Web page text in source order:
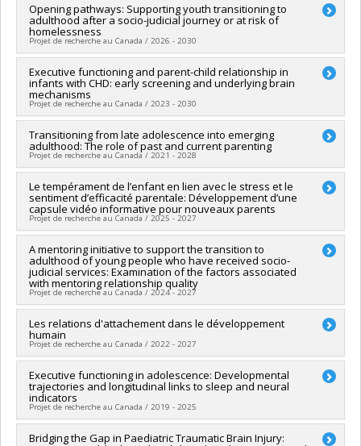
Funding sources:CRSNG/Conseil de recherches en sciences
naturelles et génie du Canada (CRSNG)
Grant programs:PVX20965-(RGP) Programme de subvention à
la découverte individuelle ou de groupe
Opening pathways: Supporting youth transitioning to
adulthood after a socio-judicial journey or at risk of
homelessness
Projet de recherche au Canada / 2026 - 2030
Lead researcher : Nathalie Fontaine
Co-researchers : Annie Bernier,Isabelle Archambault,
Julie Béliveau,Simon Larose, Georges Tarabulsy
Bégin
Funding sources:CRSH/Conseil de recherches en sciences
humaines du Canada
Grant programs:PVX99097-Subvention de développement de
partenariat
Executive functioning and parent-child relationship in
infants with CHD: early screening and underlying brain
mechanisms
Projet de recherche au Canada / 2023 - 2030
Lead researcher : Anne Gallagher
Co-researchers :Annie Bernier,Miriam Beauchamp
Poirier
Canada
Grant programs:PVXXXXXX-(PJT) Subvention Projet
Transitioning from late adolescence into emerging
adulthood: The role of past and current parenting
Projet de recherche au Canada / 2021 - 2028
Lead researcher : Annie Bernier
Co-researchers : Marie-Hélène Véronneau-McArdle
Funding sources:CRSH/Conseil de recherches en sciences
humaines du Canada
Grant programs:PVXXXXXX-Subvention Savoir
Le tempérament de l’enfant en lien avec le stress et le
sentiment d’efficacité parentale: Développement d’une
capsule vidéo informative pour nouveaux parents
Projet de recherche au Canada / 2025 - 2027
Funding sources:CRSH/Conseil de recherches en sciences
humaines du Canada
Grant programs:PV153480-Subventions de développement
Savoir
A mentoring initiative to support the transition to
adulthood of young people who have received socio-
judicial services: Examination of the factors associated
with mentoring relationship quality
Projet de recherche au Canada / 2024 - 2027
Lead researcher :Nathalie Fontaine
Co-researchers :
Annie Bernier,Isabelle Archambault
Julie Béliveau
humaines du Canada
Grant programs:
PV153480-Subventions de développement
Savoir
Les relations d'attachement dans le développement
humain
Projet de recherche au Canada / 2022 - 2027
Lead researcher : Annie Bernier
Co-researchers :Georges Tarabulsy,Chantal Cyr,Célia
Matte-Gagné
Funding sources:FRQSC/Fonds de recherche du Québec -
Société et culture (FQRSC)
Executive functioning in adolescence: Developmental
trajectories and longitudinal links to sleep and neural
indicators
Projet de recherche au Canada / 2019 - 2025
Lead researcher : Annie Bernier
Bridging the Gap in Paediatric Traumatic Brain Injury: